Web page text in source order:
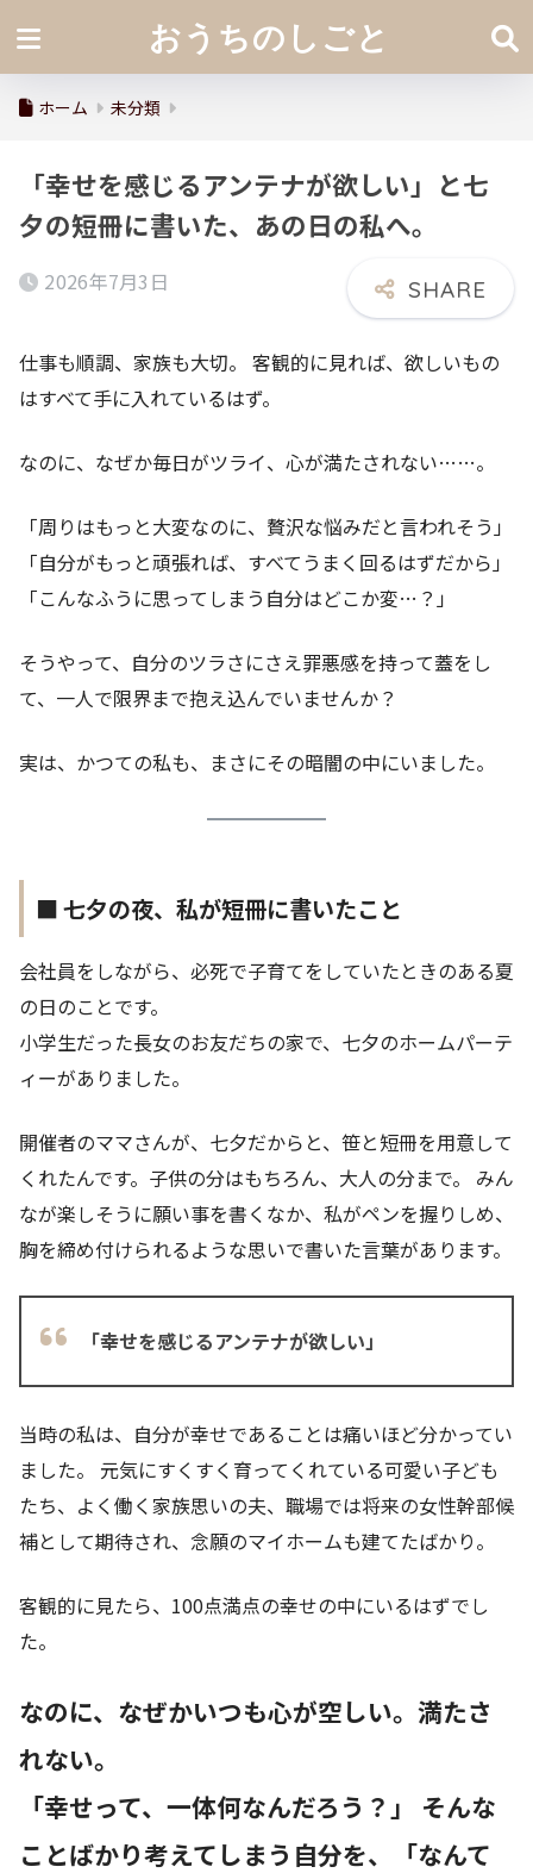
おうちのしごと
ホーム 未分類
「幸せを感じるアンテナが欲しい」と七
夕の短冊に書いた、あの日の私へ。
2026年7月3日
仕事も順調、家族も大切。 客観的に見れば、欲しいもの
はすべて手に入れているはず。
なのに、なぜか毎日がツライ、心が満たされない……。
「周りはもっと大変なのに、贅沢な悩みだと言われそう」
「自分がもっと頑張れば、すべてうまく回るはずだから」
「こんなふうに思ってしまう自分はどこか変…？」
そうやって、自分のツラさにさえ罪悪感を持って蓋をし
て、一人で限界まで抱え込んでいませんか？
実は、かつての私も、まさにその暗闇の中にいました。
■ 七夕の夜、私が短冊に書いたこと
会社員をしながら、必死で子育てをしていたときのある夏
の日のことです。
小学生だった長女のお友だちの家で、七夕のホームパーテ
ィーがありました。
開催者のママさんが、七夕だからと、笹と短冊を用意して
くれたんです。子供の分はもちろん、大人の分まで。 みん
なが楽しそうに願い事を書くなか、私がペンを握りしめ、
胸を締め付けられるような思いで書いた言葉があります。
「幸せを感じるアンテナが欲しい」
当時の私は、自分が幸せであることは痛いほど分かってい
ました。 元気にすくすく育ってくれている可愛い子ども
たち、よく働く家族思いの夫、職場では将来の女性幹部候
補として期待され、念願のマイホームも建てたばかり。
客観的に見たら、100点満点の幸せの中にいるはずでし
た。
なのに、なぜかいつも心が空しい。満たさ
れない。
「幸せって、一体何なんだろう？」 そんな
ことばかり考えてしまう自分を、「なんて